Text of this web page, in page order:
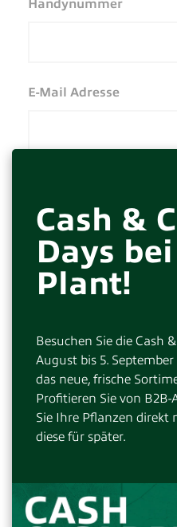
Cash &
Days
Plant!
Besuchen Sie die Cash
August bis 5.
das neue, frische
Profitieren Sie von
Sie Ihre Pflanzen direkt
diese für später.
Handynummer
E-Mail Adresse
Kontaktperson
Funktion